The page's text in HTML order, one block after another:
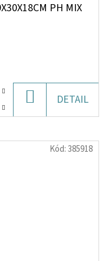
PH MIX
KOŠÍKU
DETAIL
Kód:385918